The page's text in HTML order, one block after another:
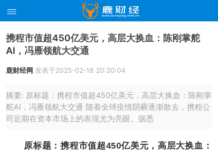
携程市值超450亿美元，高层大换血：陈刚掌舵
AI，冯雁领航大交通
鹿财经网 发表于2025-02-18 20:30:04
摘要: 原标题：携程市值超450亿美元，高层大换血：陈刚掌
舵AI，冯雁领航大交通 随着全球疫情阴霾逐渐散去，携程公
司近期在资本市场上的表现尤为亮眼。据悉
原标题：携程市值超450亿美元，高层大换血：